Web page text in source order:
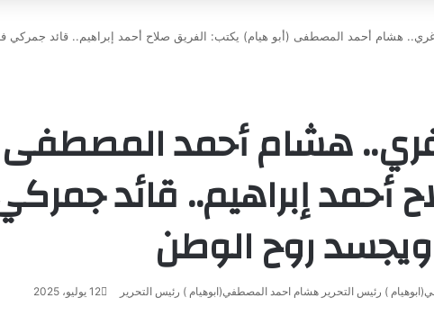
هشام أحمد المصطفى (أبو هيام) يكتب: الفريق صلاح أحمد إبراهيم.. قائد جمركي
هشام أحمد
أحمد إبراهيم.. قائد
ويجسد روح الوطن
هشام احمد المصطفي(ابوهيام ) رئيس التحرير
أرسل
12 يوليو، 2025